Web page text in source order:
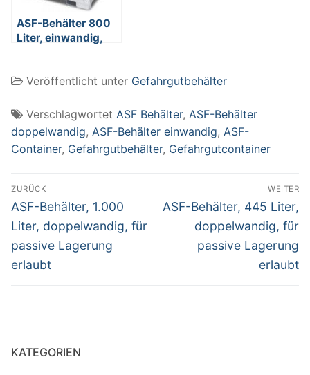
ASF-Behälter 800
Liter, einwandig,
erlaubt
Veröffentlicht unter Gefahrgutbehälter
Verschlagwortet ASF Behälter, ASF-Behälter
doppelwandig, ASF-Behälter einwandig, ASF-
Container, Gefahrgutbehälter, Gefahrgutcontainer
Beitragsnavigation
ZURÜCK
Vorheriger
Beitrag:
ASF-Behälter, 1.000
Liter, doppelwandig, für
passive Lagerung
erlaubt
WEITER
Nächster
Beitrag:
ASF-Behälter, 445 Liter,
doppelwandig, für
passive Lagerung
erlaubt
KATEGORIEN